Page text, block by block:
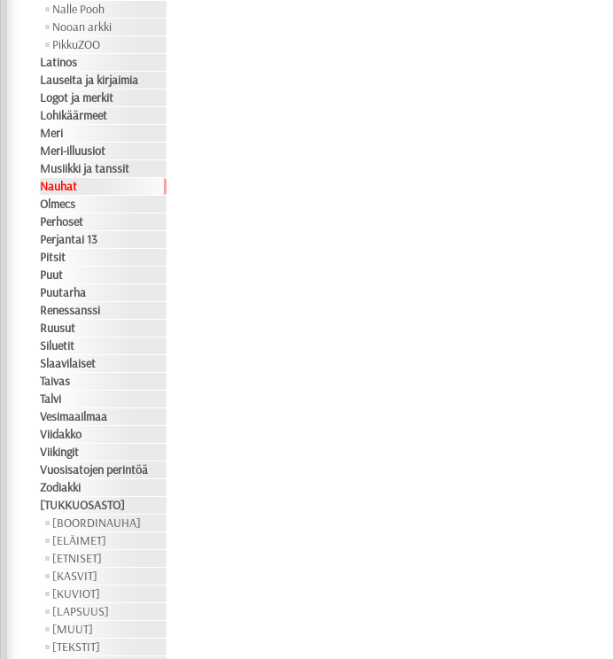
Nalle Pooh
Nooan arkki
PikkuZOO
Latinos
Lauseita ja kirjaimia
Logot ja merkit
Lohikäärmeet
Meri
Meri-illuusiot
Musiikki ja tanssit
Nauhat
Olmecs
Perhoset
Perjantai 13
Pitsit
Puut
Puutarha
Renessanssi
Ruusut
Siluetit
Slaavilaiset
Taivas
Talvi
Vesimaailmaa
Viidakko
Viikingit
Vuosisatojen perintöä
Zodiakki
[TUKKUOSASTO]
[BOORDINAUHA]
[ELÄIMET]
[ETNISET]
[KASVIT]
[KUVIOT]
[LAPSUUS]
[MUUT]
[TEKSTIT]